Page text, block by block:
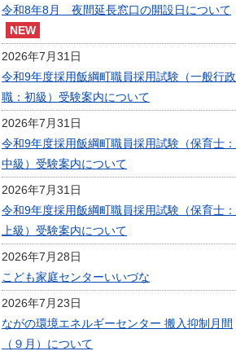
令和8年8月 夜間延長窓口の開設日について
2026年7月31日
令和9年度採用飯綱町職員採用試験（一般行政
職：初級）受験案内について
2026年7月31日
令和9年度採用飯綱町職員採用試験（保育士：
中級）受験案内について
2026年7月31日
令和9年度採用飯綱町職員採用試験（保育士：
上級）受験案内について
2026年7月28日
こども家庭センターいいづな
2026年7月23日
ながの環境エネルギーセンター 搬入抑制月間
（９月）について